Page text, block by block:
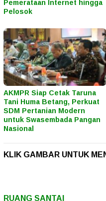
Pemerataan Internet hingga
Pelosok
AKMPR Siap Cetak Taruna
Tani Huma Betang, Perkuat
SDM Pertanian Modern
untuk Swasembada Pangan
Nasional
KLIK GAMBAR UNTUK
RUANG SANTAI